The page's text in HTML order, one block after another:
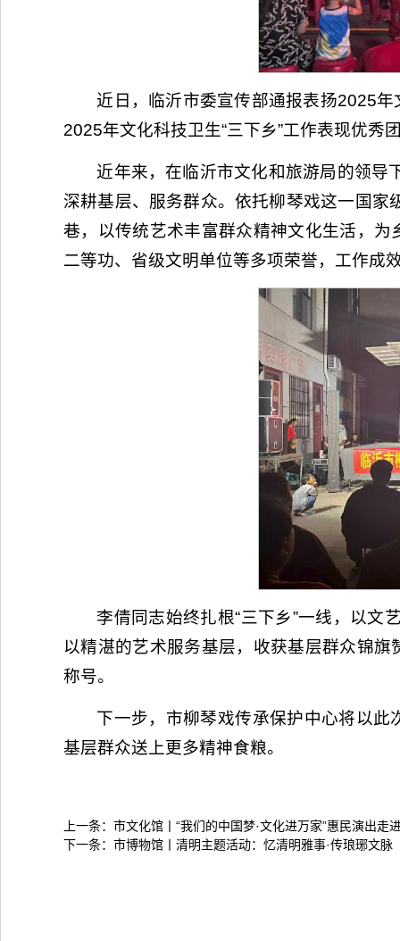
近日，临沂市委宣传部通报表扬2025
2025年文化科技卫生“三下乡”工作表现优秀
近年来，在临沂市文化和旅游局的领导
深耕基层、服务群众。依托柳琴戏这一国
巷，以传统艺术丰富群众精神文化生活，为
二等功、省级文明单位等多项荣誉，工作成
李倩同志始终扎根“三下乡”一线，以
以精湛的艺术服务基层，收获基层群众锦
称号。
下一步，市柳琴戏传承保护中心将以此
基层群众送上更多精神食粮。
上一条： 市文化馆丨“我们的中国梦·文化进万家”惠民演出走
下一条： 市博物馆丨清明主题活动：忆清明雅事·传琅琊文脉